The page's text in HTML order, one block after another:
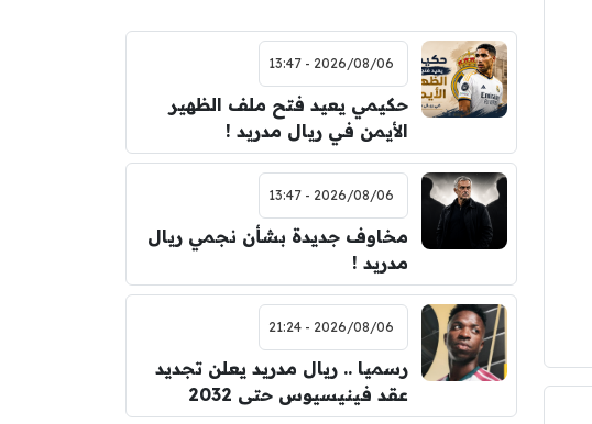
2026/08/06 - 13:47
حكيمي يعيد فتح ملف الظهير
الأيمن في ريال مدريد !
2026/08/06 - 13:47
مخاوف جديدة بشأن نجمي ريال
مدريد !
2026/08/06 - 21:24
رسميا .. ريال مدريد يعلن تجديد
عقد فينيسيوس حتى 2032